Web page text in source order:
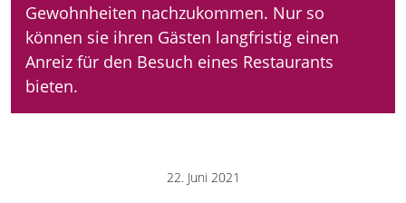
Gewohnheiten nachzukommen. Nur so
können sie ihren Gästen langfristig einen
Anreiz für den Besuch eines Restaurants
bieten.
22. Juni 2021